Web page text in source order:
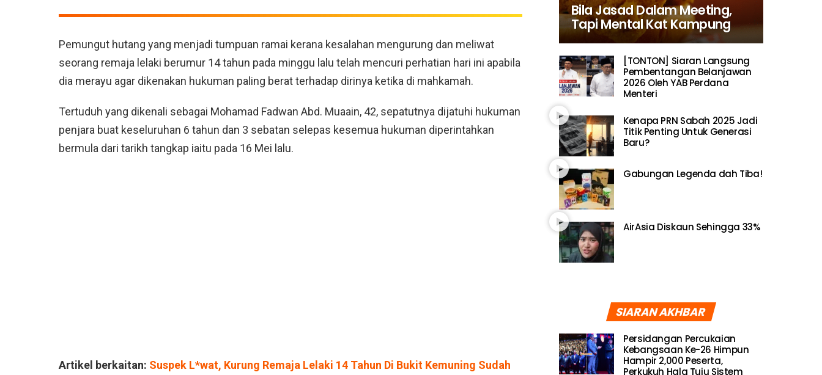
Pemungut hutang yang menjadi tumpuan ramai kerana kesalahan mengurung dan meliwat
seorang remaja lelaki berumur 14 tahun pada minggu lalu telah mencuri perhatian hari ini apabila
dia merayu agar dikenakan hukuman paling berat terhadap dirinya ketika di mahkamah.
Tertuduh yang dikenali sebagai Mohamad Fadwan Abd. Muaain, 42, sepatutnya dijatuhi hukuman
penjara buat keseluruhan 6 tahun dan 3 sebatan selepas kesemua hukuman diperintahkan
bermula dari tarikh tangkap iaitu pada 16 Mei lalu.
Artikel berkaitan: Suspek L*wat, Kurung Remaja Lelaki 14 Tahun Di Bukit Kemuning Sudah
Bila Jasad Dalam Meeting,
Tapi Mental Kat Kampung
[TONTON] Siaran Langsung
Pembentangan Belanjawan
2026 Oleh YAB Perdana
Menteri
Kenapa PRN Sabah 2025 Jadi
Titik Penting Untuk Generasi
Baru?
Gabungan Legenda dah Tiba!
AirAsia Diskaun Sehingga 33%
SIARAN AKHBAR
Persidangan Percukaian
Kebangsaan Ke-26 Himpun
Hampir 2,000 Peserta,
Perkukuh Hala Tuju Sistem